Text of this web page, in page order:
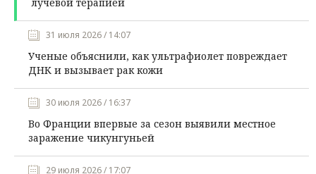
31 июля 2026 / 14:07
Ученые объяснили, как ультрафиолет повреждает
ДНК и вызывает рак кожи
30 июля 2026 / 16:37
Во Франции впервые за сезон выявили местное
заражение чикунгуньей
29 июля 2026 / 17:07